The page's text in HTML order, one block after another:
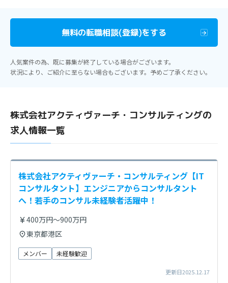
無料の転職相談(登録)をする
人気案件の為、既に募集が終了している場合がございます。
状況により、ご紹介に至らない場合もございます。予めご了承ください。
株式会社アクティヴァーチ・コンサルティングの
求人情報一覧
株式会社アクティヴァーチ・コンサルティング【IT
コンサルタント】エンジニアからコンサルタント
へ！若手のコンサル未経験者活躍中！
400万円～900万円
東京都港区
メンバー 未経験歓迎
更新日2025.12.17